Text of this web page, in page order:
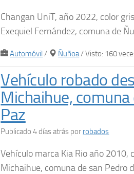
Changan UniT, año 2022, color
Exequiel Fernández, comuna de
Automóvil / Ñuñoa/ Visto: 160
Vehículo robado
Michaihue,
Paz
Publicado 4 días atrás por robados
Vehículo marca Kia Rio año 2010,
Michaihue, comuna de san Pedro